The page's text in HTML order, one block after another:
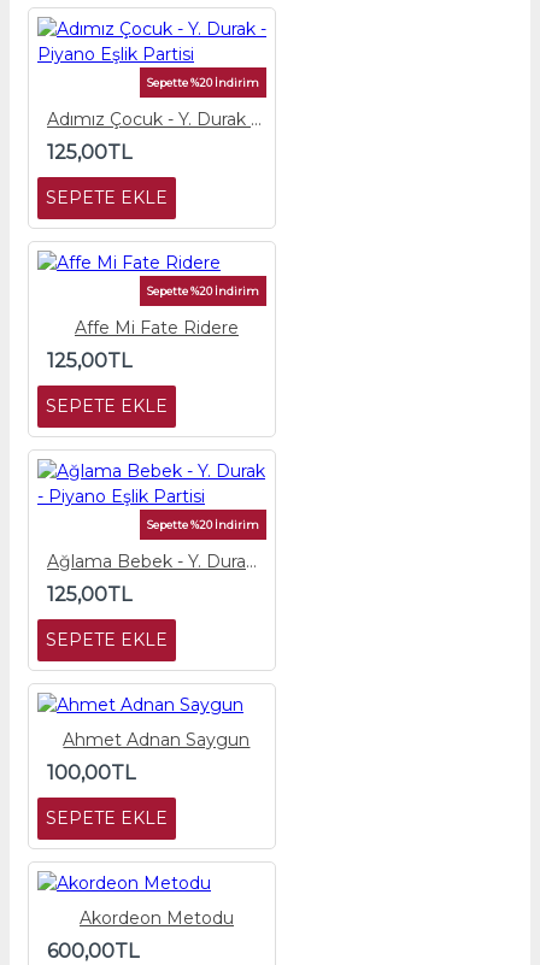
Sepette %20 İndirim
Adımız Çocuk - Y. Durak - Piyano Eşlik Partisi
125,00TL
SEPETE EKLE
Sepette %20 İndirim
Affe Mi Fate Ridere
125,00TL
SEPETE EKLE
Sepette %20 İndirim
Ağlama Bebek - Y. Durak - Piyano Eşlik Partisi
125,00TL
SEPETE EKLE
Ahmet Adnan Saygun
100,00TL
SEPETE EKLE
Akordeon Metodu
600,00TL